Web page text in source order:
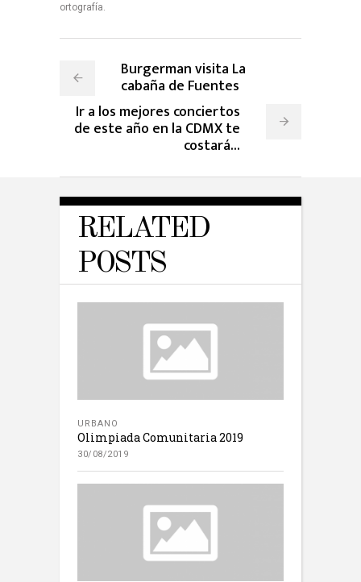
ortografía.
Burgerman visita La
cabaña de Fuentes
Ir a los mejores conciertos
de este año en la CDMX te
costará...
RELATED
POSTS
URBANO
Olimpiada Comunitaria 2019
30/08/2019